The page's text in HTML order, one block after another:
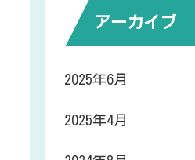
アーカイブ
2025年6月
2025年4月